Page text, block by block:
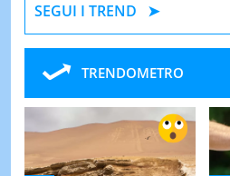
SEGUI I TREND
TRENDOMETRO